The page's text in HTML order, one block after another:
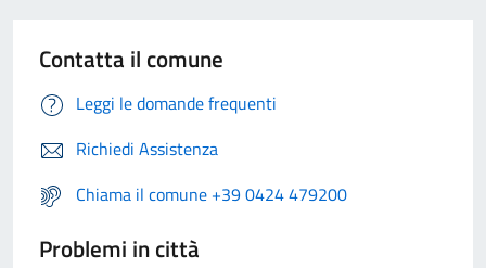
Contatta il comune
Leggi le domande frequenti
Richiedi Assistenza
Chiama il comune +39 0424 479200
Problemi in città